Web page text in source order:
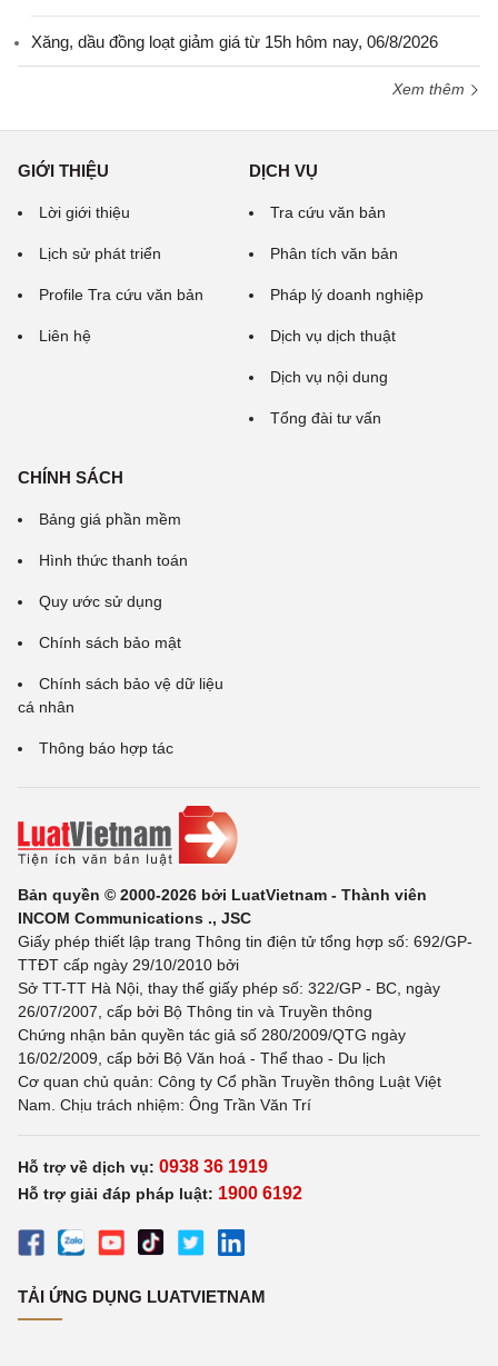
Xăng, dầu đồng loạt giảm giá từ 15h hôm nay, 06/8/2026
Xem thêm
GIỚI THIỆU
Lời giới thiệu
Lịch sử phát triển
Profile Tra cứu văn bản
Liên hệ
DỊCH VỤ
Tra cứu văn bản
Phân tích văn bản
Pháp lý doanh nghiệp
Dịch vụ dịch thuật
Dịch vụ nội dung
Tổng đài tư vấn
CHÍNH SÁCH
Bảng giá phần mềm
Hình thức thanh toán
Quy ước sử dụng
Chính sách bảo mật
Chính sách bảo vệ dữ liệu
cá nhân
Thông báo hợp tác
Bản quyền © 2000-2026 bởi LuatVietnam - Thành viên
INCOM Communications ., JSC
Giấy phép thiết lập trang Thông tin điện tử tổng hợp số: 692/GP-
TTĐT cấp ngày 29/10/2010 bởi
Sở TT-TT Hà Nội, thay thế giấy phép số: 322/GP - BC, ngày
26/07/2007, cấp bởi Bộ Thông tin và Truyền thông
Chứng nhận bản quyền tác giả số 280/2009/QTG ngày
16/02/2009, cấp bởi Bộ Văn hoá - Thể thao - Du lịch
Cơ quan chủ quản: Công ty Cổ phần Truyền thông Luật Việt
Nam. Chịu trách nhiệm: Ông Trần Văn Trí
Hỗ trợ về dịch vụ: 0938 36 1919
Hỗ trợ giải đáp pháp luật: 1900 6192
TẢI ỨNG DỤNG LUATVIETNAM